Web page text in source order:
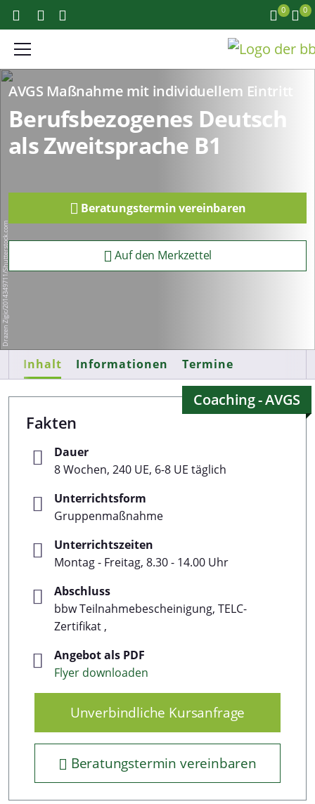
0 0
AVGS Maßnahme mit individuellem Eintritt
Berufsbezogenes Deutsch
als Zweitsprache B1
Beratungstermin vereinbaren
Auf den Merkzettel
Drazen Zigic/2014349711/Shutterstock.com
Inhalt Informationen Termine
Fakten
Coaching - AVGS
Dauer
8 Wochen, 240 UE, 6-8 UE täglich
Unterrichtsform
Gruppenmaßnahme
Unterrichtszeiten
Montag - Freitag, 8.30 - 14.00 Uhr
Abschluss
bbw Teilnahmebescheinigung, TELC-
Zertifikat ,
Angebot als PDF
Flyer downloaden
Unverbindliche Kursanfrage
Beratungstermin vereinbaren